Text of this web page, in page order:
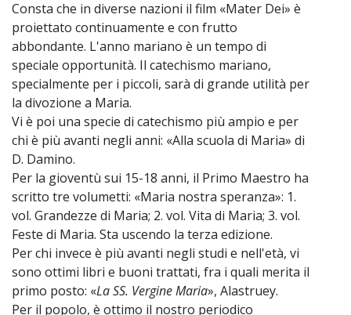
Consta che in diverse nazioni il film «Mater Dei» è
proiettato continuamente e con frutto
abbondante. L'anno mariano è un tempo di
speciale opportunità. Il catechismo mariano,
specialmente per i piccoli, sarà di grande utilità per
la divozione a Maria.
Vi è poi una specie di catechismo più ampio e per
chi è più avanti negli anni: «Alla scuola di Maria» di
D. Damino.
Per la gioventù sui 15-18 anni, il Primo Maestro ha
scritto tre volumetti: «Maria nostra speranza»: 1.
vol. Grandezze di Maria; 2. vol. Vita di Maria; 3. vol.
Feste di Maria. Sta uscendo la terza edizione.
Per chi invece è più avanti negli studi e nell'età, vi
sono ottimi libri e buoni trattati, fra i quali merita il
primo posto: «La SS. Vergine Maria», Alastruey.
Per il popolo, è ottimo il nostro periodico